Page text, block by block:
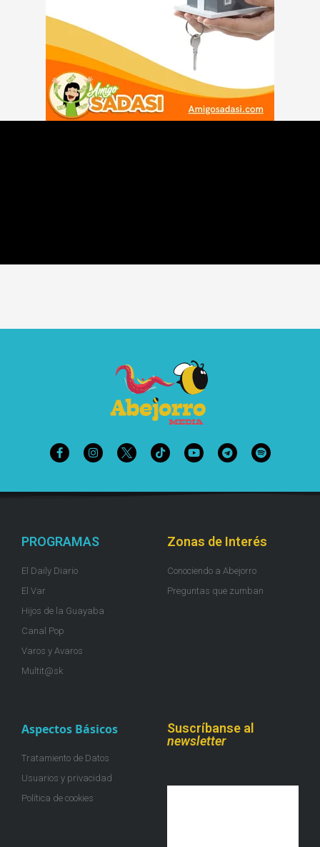
PROGRAMAS
El Daily Diario
El Var
Hijos de la Guayaba
Canal Pop
Varos y Avaros
Multit@sk
Zonas de Interés
Conociendo a Abejorro
Preguntas que zumban
Aspectos Básicos
Tratamiento de Datos
Usuarios y privacidad
Política de cookies
Suscríbanse al
newsletter